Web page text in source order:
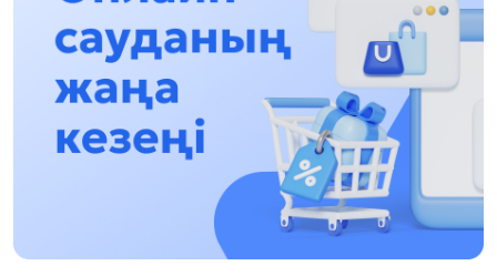
Asqat Asylbekov: Kúshti bılikke kúshti tulǵalar
kerek!
12:01, 28 Shilde 2026
Abzal Dostıar: Dýman Muhametkárimdi Almaty
túrmesine aýystyrýy múmkin
16:15, 27 Shilde 2026